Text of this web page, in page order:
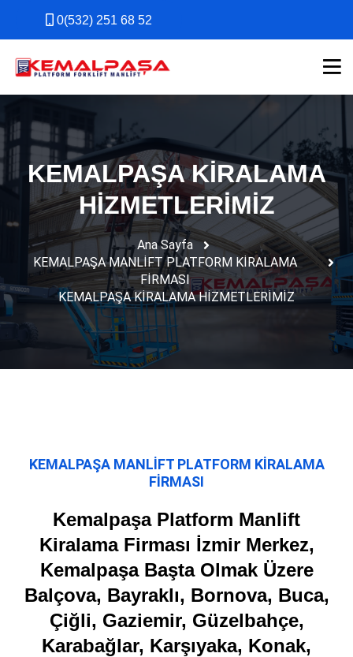
0(532) 251 68 52
0(532) 251 68 52
KEMALPAŞA KİRALAMA
HİZMETLERİMİZ
Ana Sayfa
KEMALPAŞA MANLİFT PLATFORM KİRALAMA
FİRMASI
KEMALPAŞA KİRALAMA HİZMETLERİMİZ
KEMALPAŞA MANLİFT PLATFORM KİRALAMA
FİRMASI
Kemalpaşa Platform Manlift
Kiralama Firması İzmir Merkez,
Kemalpaşa Başta Olmak Üzere
Balçova, Bayraklı, Bornova, Buca,
Çiğli, Gaziemir, Güzelbahçe,
Karabağlar, Karşıyaka, Konak,